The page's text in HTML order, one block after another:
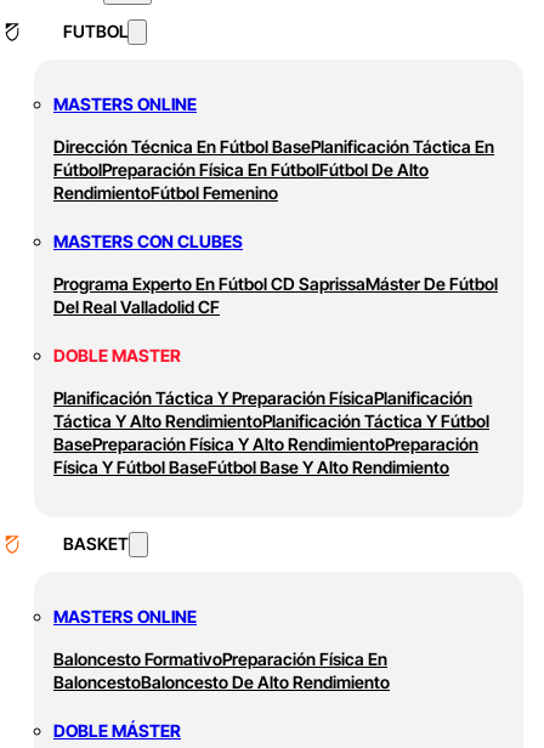
FUTBOL
MASTERS ONLINE
Dirección Técnica En Fútbol BasePlanificación Táctica En
FútbolPreparación Física En FútbolFútbol De Alto
RendimientoFútbol Femenino
MASTERS CON CLUBES
Programa Experto En Fútbol CD SaprissaMáster De Fútbol
Del Real Valladolid CF
DOBLE MASTER
Planificación Táctica Y Preparación FísicaPlanificación
Táctica Y Alto RendimientoPlanificación Táctica Y Fútbol
BasePreparación Física Y Alto RendimientoPreparación
Física Y Fútbol BaseFútbol Base Y Alto Rendimiento
BASKET
MASTERS ONLINE
Baloncesto FormativoPreparación Física En
BaloncestoBaloncesto De Alto Rendimiento
DOBLE MÁSTER